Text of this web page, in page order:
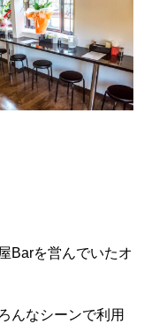
Barを営んでいたオ
んなシーンで利用